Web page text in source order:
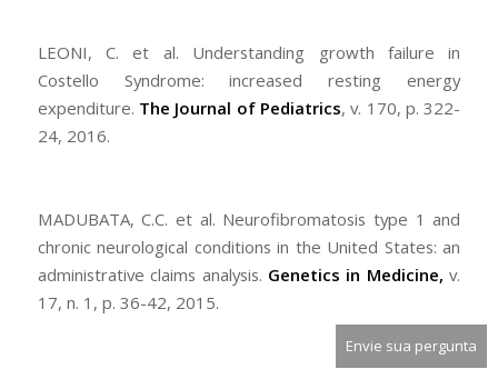
Envie sua pergunta
LEONI, C. et al. Understanding growth failure in
Costello Syndrome: increased resting energy
expenditure. The Journal of Pediatrics, v. 170, p. 322-
24, 2016.
MADUBATA, C.C. et al. Neurofibromatosis type 1 and
chronic neurological conditions in the United States: an
administrative claims analysis. Genetics in Medicine,v.
17, n. 1, p. 36-42, 2015.